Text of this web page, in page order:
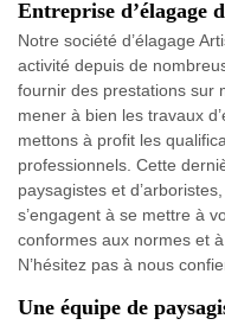
Entreprise d’élagage
Notre société d’élagage
activité depuis de
fournir des prestations sur
mener à bien les travaux
mettons à profit les
professionnels. Cette
paysagistes et
s’engagent à se mettre à
conformes aux normes et
N’hésitez pas à nous
Une équipe de